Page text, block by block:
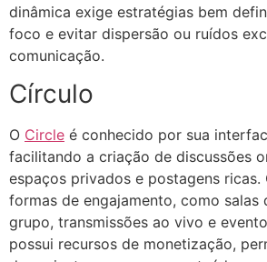
dinâmica exige estratégias bem
foco e evitar dispersão ou ruídos
comunicação.
Círculo
O Circle é conhecido por sua
facilitando a criação de discussões
espaços privados e postagens ricas.
formas de engajamento, como salas
grupo, transmissões ao vivo e
possui recursos de monetização,